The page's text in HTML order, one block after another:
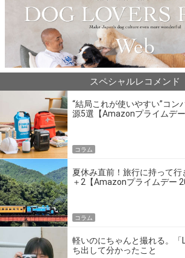
スペシャルレコメンド
“結局これが使いやすい”コン
源5選【Amazonプライムデ
コラム
夏休み直前！旅行に持って
＋2【Amazonプライムデー
コラム
軽いのにちゃんと撮れる。「
ち出して分かったこと